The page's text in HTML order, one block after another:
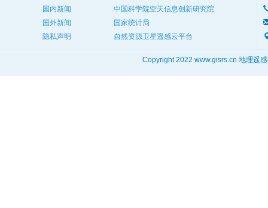
国内新闻
国外新闻
隐私声明
中国科学院空天信息创新研究院
国家统计局
自然资源卫星遥感云平台
Copyright 2022 www.gisrs.cn 地理遥